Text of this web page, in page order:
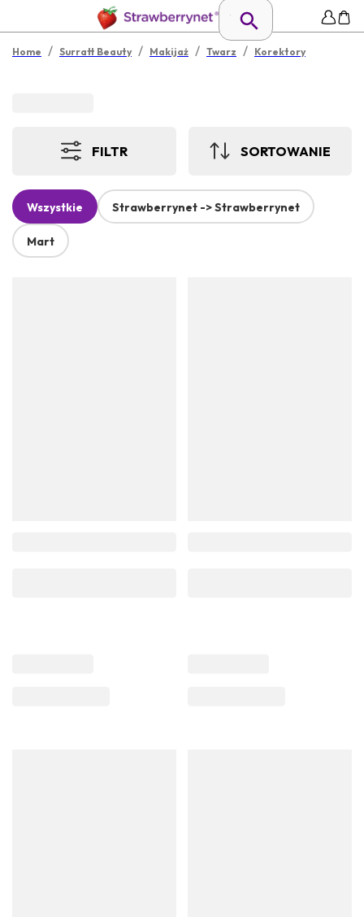
Home / Surratt Beauty / Makijaż / Twarz / Korektory
FILTR SORTOWANIE
Wszystkie Strawberrynet -> Strawberrynet
Mart